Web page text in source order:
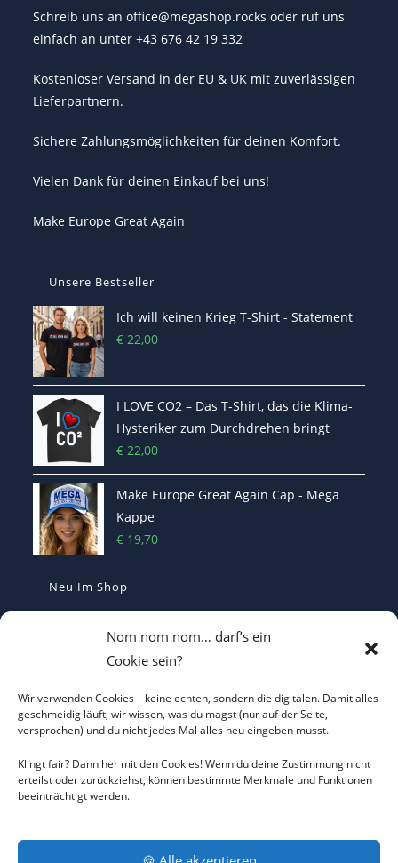
Nom nom nom… darf’s ein
Cookie sein?
Wir verwenden Cookies – keine echten, sondern die digitalen. Damit alles
geschmeidig läuft, wir wissen, was du magst (nur auf der Seite,
versprochen) und du nicht jedes Mal alles neu eingeben musst.
Klingt fair? Dann her mit den Cookies! Wenn du deine Zustimmung nicht
erteilst oder zurückziehst, können bestimmte Merkmale und Funktionen
beeinträchtigt werden.
Schreib uns an office@megashop.rocks oder ruf uns
einfach an unter +43 676 42 19 332
Kostenloser Versand in der EU & UK mit zuverlässigen
Lieferpartnern.
Sichere Zahlungsmöglichkeiten für deinen Komfort.
Vielen Dank für deinen Einkauf bei uns!
Make Europe Great Again
Unsere Bestseller
Ich will keinen Krieg T-Shirt - Statement
€ 22,00
I LOVE CO2 – Das T-Shirt, das die Klima-
Hysteriker zum Durchdrehen bringt
€ 22,00
Make Europe Great Again Cap - Mega
Kappe
€ 19,70
Neu Im Shop
€19,70
ICH WILL KEINEN KRIEG Trucker Cap –
Friedens-Statement
Ich will keinen Krieg T-Shirt - Statement